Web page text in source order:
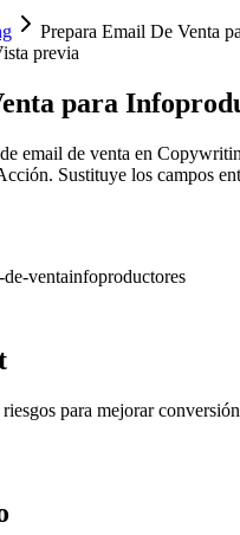
Prepara Email De Venta
previa
para
email de venta en
Sustituye los campos
ventainfoproductores
para mejorar